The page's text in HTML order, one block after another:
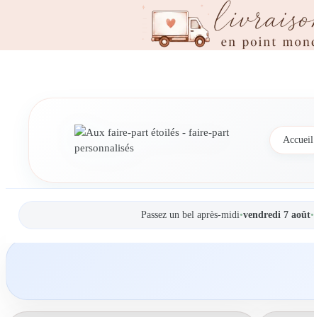
Accueil
Passez un bel après-midi•vendredi 7 août•